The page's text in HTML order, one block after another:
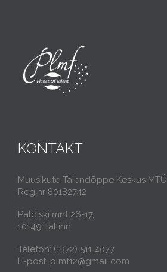
KONTAKT
Muusikute Täiendõppe Keskus MTÜ
Reg.nr 80182742
Paldiski mnt 26-17,
10149 Tallinn
Telefon: (+372) 511 4077
E-post: plmf12@gmail.com